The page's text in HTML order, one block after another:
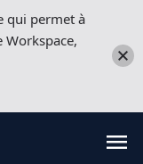
qui permet à
Workspace,